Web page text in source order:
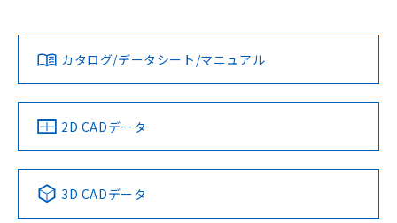
ダウンロードデータをご利用いただく前に、以下を必ずお読
みください。
ソフトウェアの使用条件
この製品のRoHS/REACH対応状況ページへ
カタログ/データシート/マニュアル
2D CADデータ
3D CADデータ
り、2022年1月12日より割愛しておりま
す。